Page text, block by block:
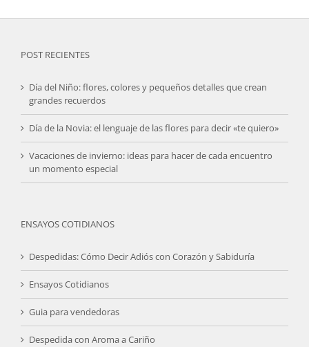
POST RECIENTES
Día del Niño: flores, colores y pequeños detalles que crean
grandes recuerdos
Día de la Novia: el lenguaje de las flores para decir «te quiero»
Vacaciones de invierno: ideas para hacer de cada encuentro
un momento especial
ENSAYOS COTIDIANOS
Despedidas: Cómo Decir Adiós con Corazón y Sabiduría
Ensayos Cotidianos
Guia para vendedoras
Despedida con Aroma a Cariño